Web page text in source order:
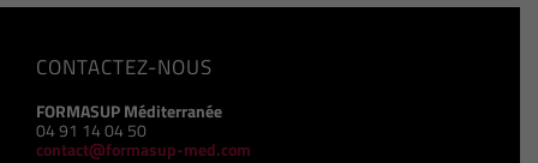
CONTACTEZ-NOUS
FORMASUP Méditerranée
04 91 14 04 50
contact@formasup-med.com